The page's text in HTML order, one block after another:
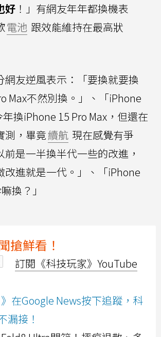
好 ！」有網友年年都換機表
電池 跟效能維持在最高狀
網友逆風表示：「要換就要換
Max不然別換。」、「iPhone
換iPhone 15 Pro Max，但還在
測，畢竟續航 現在感覺有爭
是一半換半代一些的改進，
改進就是一代。」、「iPhone
換？」
搶鮮看！
訂閱《科技玩家》YouTube
在Google News按下追蹤，科
漏接！